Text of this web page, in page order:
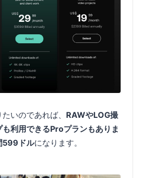
いのであれば、 RAWやLOG撮
利用できるProプランもありま
599ドルになります。